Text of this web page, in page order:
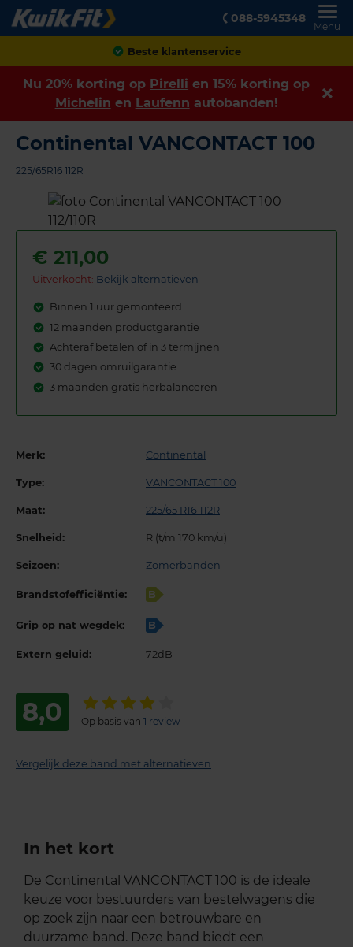
088-5945348
Menu
Achteraf betalen
Nu 20% korting op Pirelli en 15% korting op
Michelin en Laufenn autobanden!
Continental VANCONTACT 100
225/65R16 112R
€ 211,00
Uitverkocht: Bekijk alternatieven
Binnen 1 uur gemonteerd
12 maanden productgarantie
Achteraf betalen of in 3 termijnen
30 dagen omruilgarantie
3 maanden gratis herbalanceren
Merk: Continental
Type: VANCONTACT 100
Maat: 225/65 R16 112R
Snelheid: R (t/m 170 km/u)
Seizoen: Zomerbanden
Brandstofefficiëntie: B
Grip op nat wegdek: B
Extern geluid: 72dB
8,0 Op basis van 1 review
Vergelijk deze band met alternatieven
In het kort
De Continental VANCONTACT 100 is de ideale
keuze voor bestuurders van bestelwagens die
op zoek zijn naar een betrouwbare en
duurzame band. Deze band biedt een